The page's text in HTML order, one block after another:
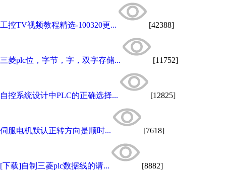
工控TV视频教程精选-100320更... [42388]
三菱plc位，字节，字，双字存储... [11752]
自控系统设计中PLC的正确选择... [12825]
伺服电机默认正转方向是顺时... [7618]
[下载]自制三菱plc数据线的请... [8882]